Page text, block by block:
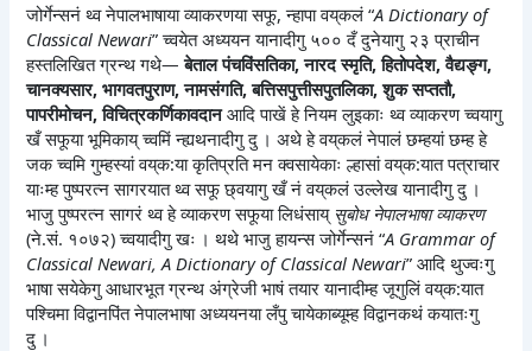
जोर्गेन्सनं थ्व नेपालभाषाया व्याकरणया सफू, न्हापा वय्‌कलं “A Dictionary of
Classical Newari” च्वयेत अध्ययन यानादीगु ५०० दँ दुनेयागु २३ प्राचीन
हस्तलिखित ग्रन्थ गथे—बेताल पंचविंसतिका, नारद स्मृति, हितोपदेश, वैद्यङ्ग,
चानक्यसार, भागवतपुराण, नामसंगति, बत्तिसपुत्तीसपुतलिका, शुक सप्ततौ,
पापरीमोचन, विचित्रकर्णिकावदानआदि पाखें हे नियम लुइकाः थ्व व्याकरण च्वयागु
खँ सफूया भूमिकाय् च्वमिं न्ह्यथनादीगु दु । अथे हे वय्‌कलं नेपालं छम्हयां छम्ह हे
जक च्वमि गुम्हस्यां वय्‌क:या कृतिप्रति मन क्वसायेकाः ल्हासां वय्‌क:यात पत्राचार
याःम्ह पुष्परत्न सागरयात थ्व सफू छ्वयागु खँ नं वय्‌कलं उल्लेख यानादीगु दु ।
भाजु पुष्परत्न सागरं थ्व हे व्याकरण सफूया लिधंसाय् सुबोध नेपालभाषा व्याकरण
(ने.सं. १०७२) च्वयादीगु खः । थथे भाजु हायन्स जोर्गेन्सनं “A Grammar of
Classical Newari, A Dictionary of Classical Newari” आदि थुज्वःगु
भाषा सयेकेगु आधारभूत ग्रन्थ अंग्रेजी भाषं तयार यानादीम्ह जूगुलिं वय्‌क:यात
पश्चिमा विद्वानपिंत नेपालभाषा अध्ययनया लँपु चायेकाब्यूम्ह विद्वानकथं कयातःगु
दु ।